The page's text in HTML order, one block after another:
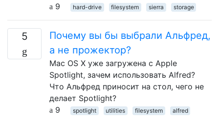
9
hard-drive filesystem sierra storage
5
Почему вы бы выбрали Альфред,
а не прожектор?
Mac OS X уже загружена с Apple
Spotlight, зачем использовать Alfred?
Что Альфред приносит на стол, чего не
делает Spotlight?
9
spotlight utilities filesystem alfred